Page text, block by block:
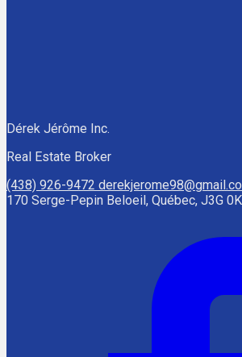
Dérek Jérôme Inc.
Real Estate Broker
(438) 926-9472
170 Serge-Pepin Beloeil, Québec, J3G